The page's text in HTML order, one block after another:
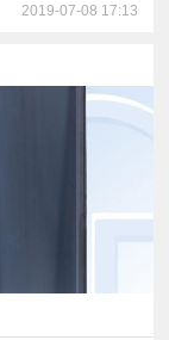
2019-07-08 17:13